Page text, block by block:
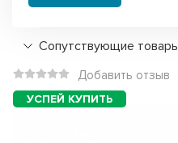
Подробнее
Сопутствующие
Добавить отзыв